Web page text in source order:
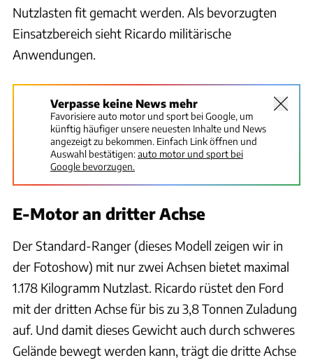
Nutzlasten fit gemacht werden. Als bevorzugten
Einsatzbereich sieht Ricardo militärische
Anwendungen.
Verpasse keine News mehr
Favorisiere auto motor und sport bei Google, um
künftig häufiger unsere neuesten Inhalte und News
angezeigt zu bekommen. Einfach Link öffnen und
Auswahl bestätigen:auto motor und sport bei
Google bevorzugen.
E-Motor an dritter Achse
Der Standard-Ranger (dieses Modell zeigen wir in
der Fotoshow) mit nur zwei Achsen bietet maximal
1.178 Kilogramm Nutzlast. Ricardo rüstet den Ford
mit der dritten Achse für bis zu 3,8 Tonnen Zuladung
auf. Und damit dieses Gewicht auch durch schweres
Gelände bewegt werden kann, trägt die dritte Achse